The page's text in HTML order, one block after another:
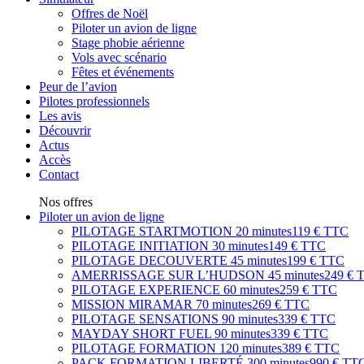
Offres de Noël
Piloter un avion de ligne
Stage phobie aérienne
Vols avec scénario
Fêtes et événements
Peur de l’avion
Pilotes professionnels
Les avis
Découvrir
Actus
Accès
Contact
Nos offres
Piloter un avion de ligne
PILOTAGE STARTMOTION 20 minutes119 € TTC
PILOTAGE INITIATION 30 minutes149 € TTC
PILOTAGE DECOUVERTE 45 minutes199 € TTC
AMERRISSAGE SUR L’HUDSON 45 minutes249 €
PILOTAGE EXPERIENCE 60 minutes259 € TTC
MISSION MIRAMAR 70 minutes269 € TTC
PILOTAGE SENSATIONS 90 minutes339 € TTC
MAYDAY SHORT FUEL 90 minutes339 € TTC
PILOTAGE FORMATION 120 minutes389 € TTC